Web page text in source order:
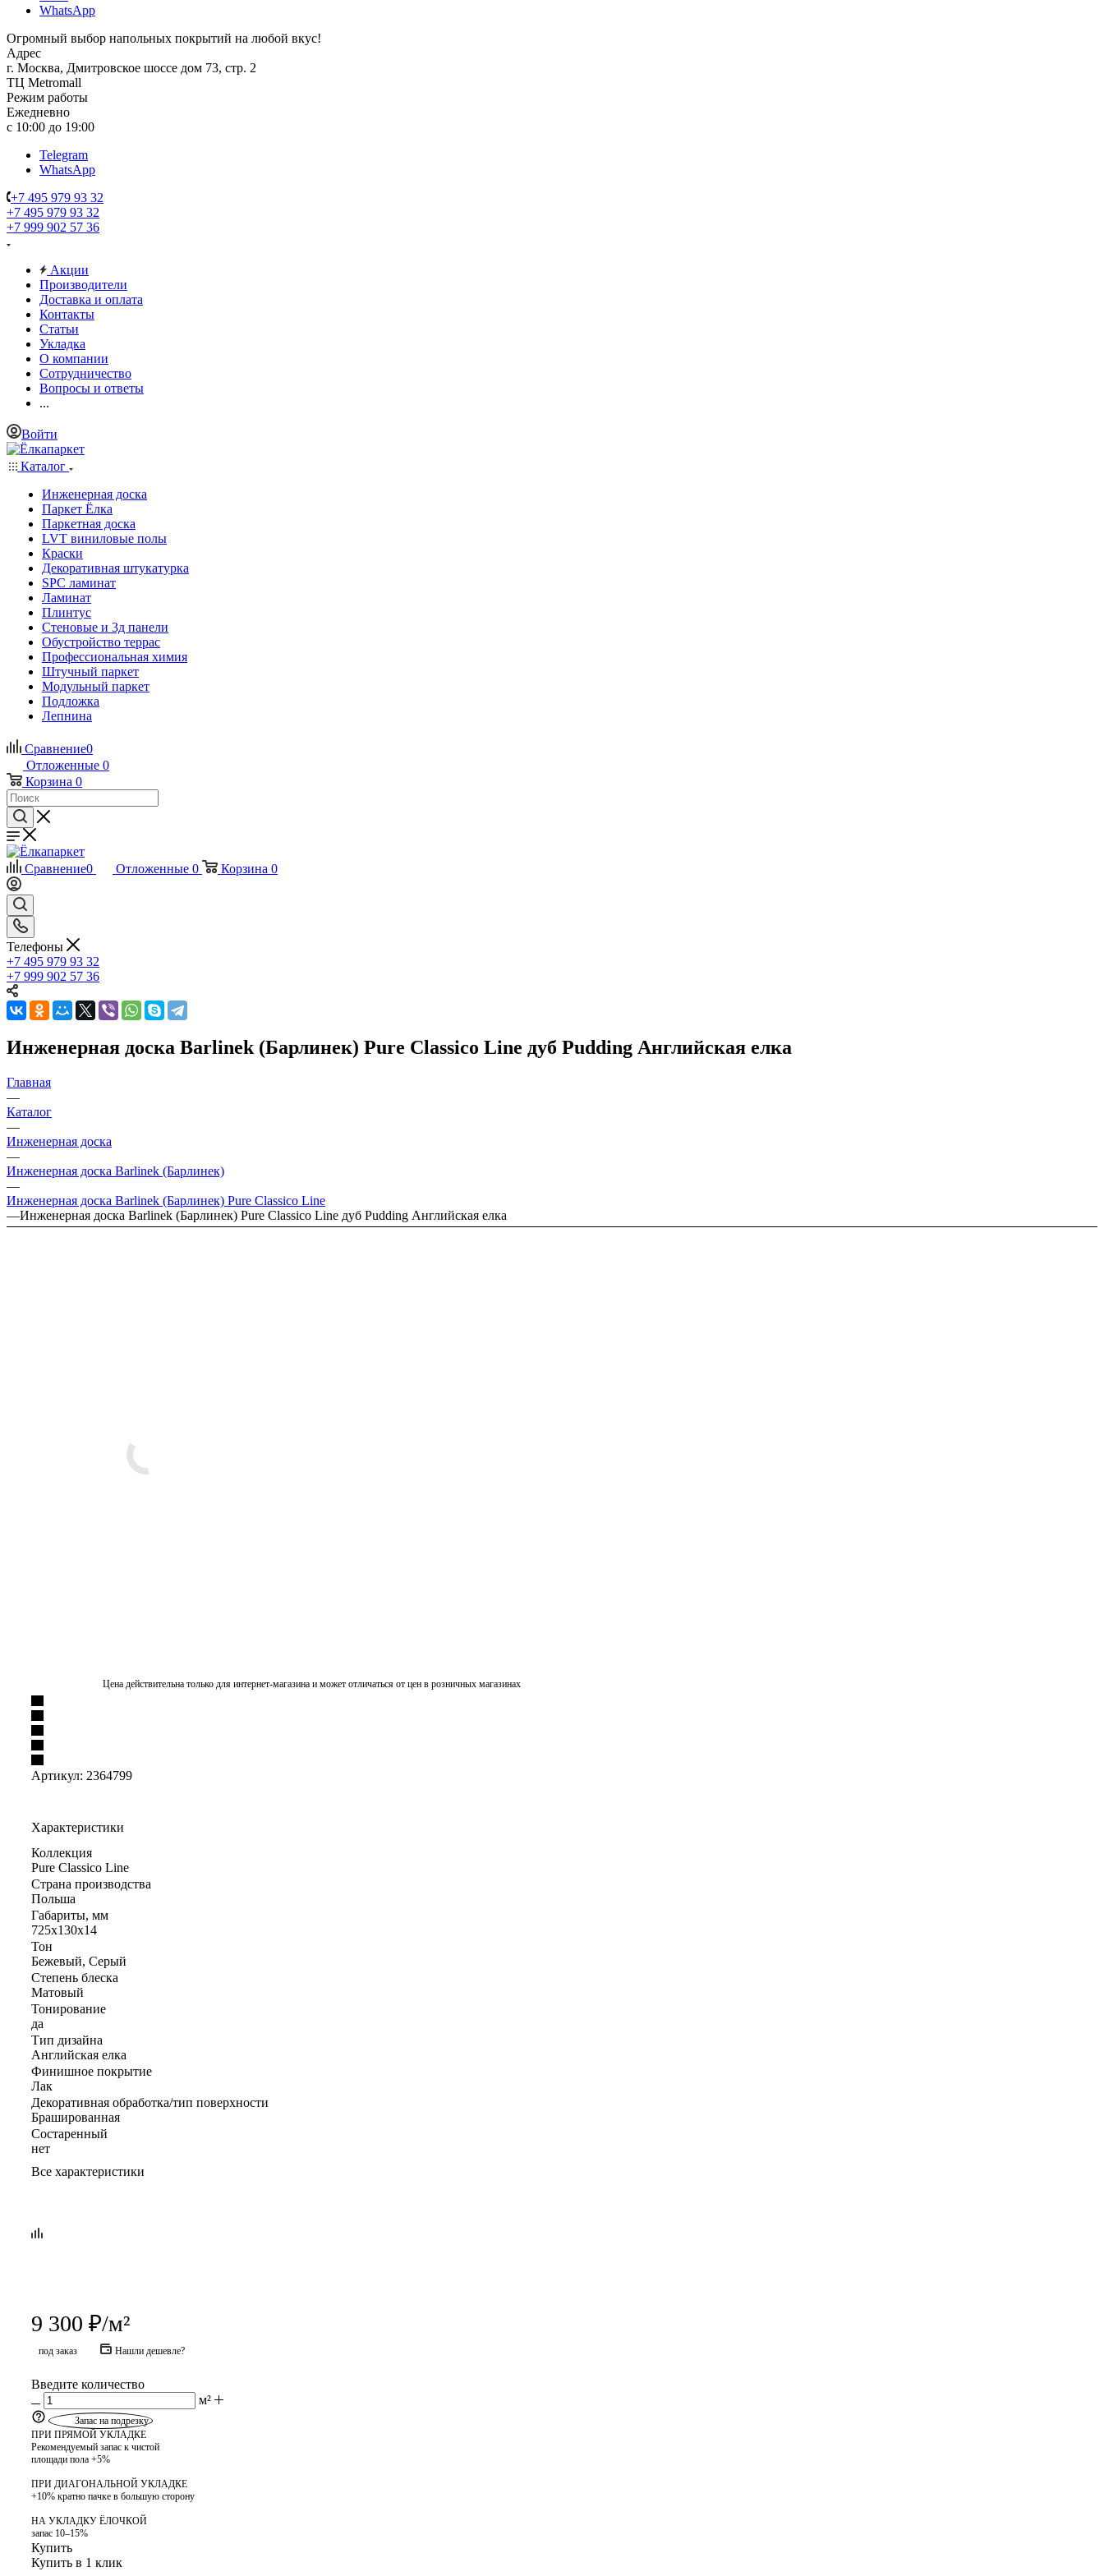
WhatsApp
Огромный выбор напольных покрытий на любой вкус!
Адрес
г. Москва, Дмитровское шоссе дом 73, стр. 2
ТЦ Metromall
Режим работы
Ежедневно
с 10:00 до 19:00
Telegram
WhatsApp
+7 495 979 93 32
+7 495 979 93 32
+7 999 902 57 36
Акции
Производители
Доставка и оплата
Контакты
Статьи
Укладка
О компании
Сотрудничество
Вопросы и ответы
...
Войти
Каталог
Инженерная доска
Паркет Ёлка
Паркетная доска
LVT виниловые полы
Краски
Декоративная штукатурка
SPC ламинат
Ламинат
Плинтус
Стеновые и 3д панели
Обустройство террас
Профессиональная химия
Штучный паркет
Модульный паркет
Подложка
Лепнина
Сравнение0
Отложенные 0
Корзина 0
Сравнение0 Отложенные 0 Корзина 0
Телефоны
+7 495 979 93 32
+7 999 902 57 36
Инженерная доска Barlinek (Барлинек) Pure Classico Line дуб Pudding Английская елка
Главная
—
Каталог
—
Инженерная доска
—
Инженерная доска Barlinek (Барлинек)
—
Инженерная доска Barlinek (Барлинек) Pure Classico Line
—Инженерная доска Barlinek (Барлинек) Pure Classico Line дуб Pudding Английская елка
Цена действительна только для интернет-магазина и может отличаться от цен в розничных магазинах
Артикул: 2364799
Характеристики
Коллекция
Pure Classico Line
Страна производства
Польша
Габариты, мм
725х130х14
Тон
Бежевый, Серый
Степень блеска
Матовый
Тонирование
да
Тип дизайна
Английская елка
Финишное покрытие
Лак
Декоративная обработка/тип поверхности
Брашированная
Состаренный
нет
Все характеристики
9 300 ₽/м²
под заказ Нашли дешевле?
Введите количество
м²
Запас на подрезку
ПРИ ПРЯМОЙ УКЛАДКЕ
Рекомендуемый запас к чистой
площади пола +5%
ПРИ ДИАГОНАЛЬНОЙ УКЛАДКЕ
+10% кратно пачке в большую сторону
НА УКЛАДКУ ЁЛОЧКОЙ
запас 10–15%
Купить
Купить в 1 клик